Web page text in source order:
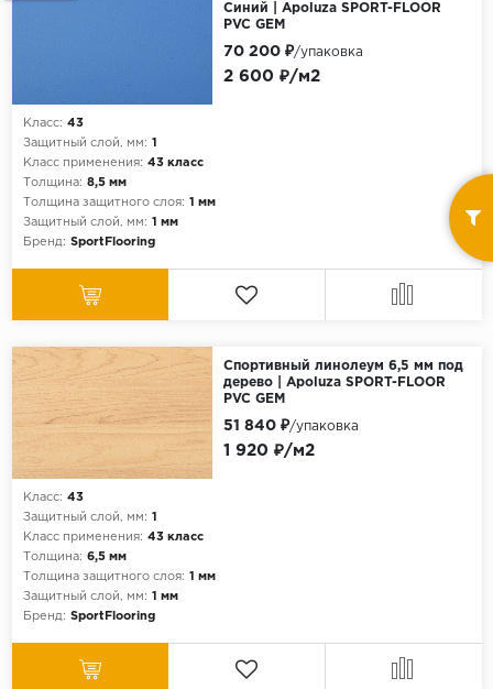
Синий | Apoluza SPORT-FLOOR
PVC GEM
Класс: 43
Защитный слой, мм: 1
Класс применения: 43 класс
Толщина: 8,5 мм
Толщина защитного слоя: 1 мм
Защитный слой, мм: 1 мм
Бренд: SportFlooring
2 600 ₽/м2
70 200 ₽/упаковка
Спортивный линолеум 6,5 мм под
дерево | Apoluza SPORT-FLOOR
PVC GEM
Класс: 43
Защитный слой, мм: 1
Класс применения: 43 класс
Толщина: 6,5 мм
Толщина защитного слоя: 1 мм
Защитный слой, мм: 1 мм
Бренд: SportFlooring
1 920 ₽/м2
51 840 ₽/упаковка